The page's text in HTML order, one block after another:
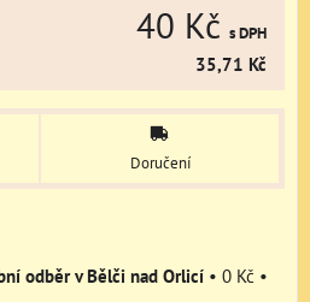
40 Kč s DPH
35,71 Kč
Doručení
odběr v Bělči nad Orlicí • 0 Kč •